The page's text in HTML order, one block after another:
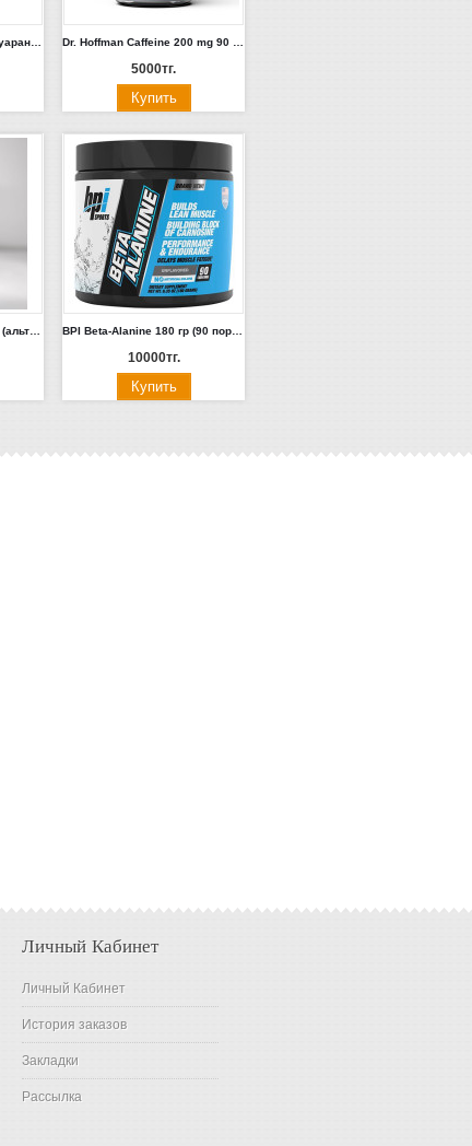
5000тг.
10000тг.
Личный Кабинет
Личный Кабинет
История заказов
Закладки
Рассылка